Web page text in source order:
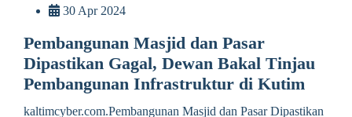
30 Apr 2024
Pembangunan Masjid dan Pasar
Dipastikan Gagal, Dewan Bakal Tinjau
Pembangunan Infrastruktur di Kutim
kaltimcyber.com.Pembangunan Masjid dan Pasar Dipastikan